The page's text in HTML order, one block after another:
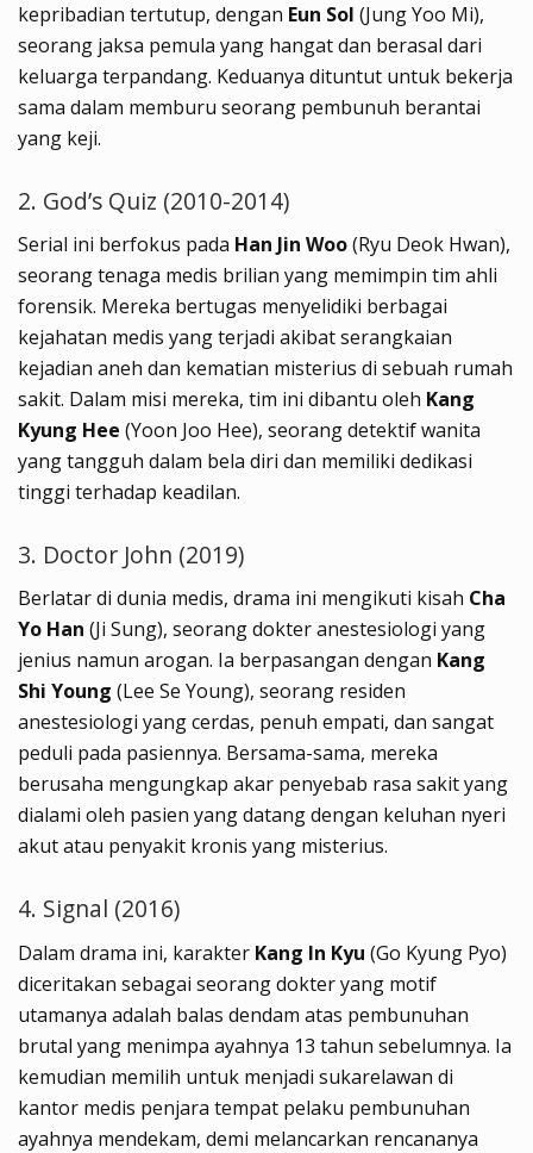
kepribadian tertutup, dengan Eun Sol (Jung Yoo Mi),
seorang jaksa pemula yang hangat dan berasal dari
keluarga terpandang. Keduanya dituntut untuk bekerja
sama dalam memburu seorang pembunuh berantai
yang keji.
2. God’s Quiz (2010-2014)
Serial ini berfokus pada Han Jin Woo(Ryu Deok Hwan),
seorang tenaga medis brilian yang memimpin tim ahli
forensik. Mereka bertugas menyelidiki berbagai
kejahatan medis yang terjadi akibat serangkaian
kejadian aneh dan kematian misterius di sebuah rumah
sakit. Dalam misi mereka, tim ini dibantu oleh Kang
Kyung Hee (Yoon Joo Hee), seorang detektif wanita
yang tangguh dalam bela diri dan memiliki dedikasi
tinggi terhadap keadilan.
3. Doctor John (2019)
Berlatar di dunia medis, drama ini mengikuti kisah Cha
Yo Han (Ji Sung), seorang dokter anestesiologi yang
jenius namun arogan. Ia berpasangan dengan Kang
Shi Young (Lee Se Young), seorang residen
anestesiologi yang cerdas, penuh empati, dan sangat
peduli pada pasiennya. Bersama-sama, mereka
berusaha mengungkap akar penyebab rasa sakit yang
dialami oleh pasien yang datang dengan keluhan nyeri
akut atau penyakit kronis yang misterius.
4. Signal (2016)
Dalam drama ini, karakter Kang In Kyu (Go Kyung Pyo)
diceritakan sebagai seorang dokter yang motif
utamanya adalah balas dendam atas pembunuhan
brutal yang menimpa ayahnya 13 tahun sebelumnya. Ia
kemudian memilih untuk menjadi sukarelawan di
kantor medis penjara tempat pelaku pembunuhan
ayahnya mendekam, demi melancarkan rencananya